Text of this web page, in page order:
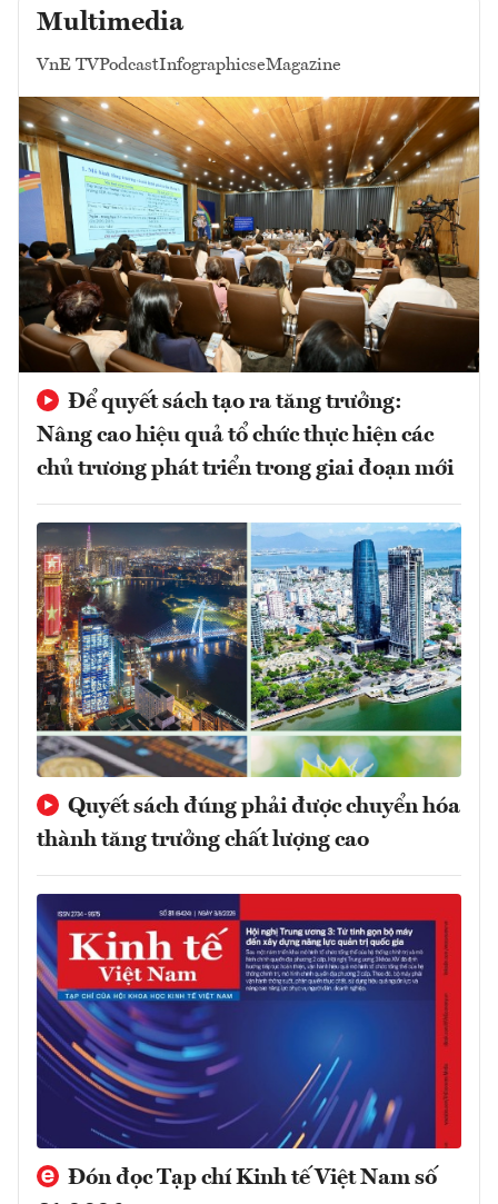
Multimedia
VnE TVPodcastInfographicseMagazine
Để quyết sách tạo ra tăng trưởng:
Nâng cao hiệu quả tổ chức thực hiện các
chủ trương phát triển trong giai đoạn mới
Quyết sách đúng phải được chuyển hóa
thành tăng trưởng chất lượng cao
Đón đọc Tạp chí Kinh tế Việt Nam số